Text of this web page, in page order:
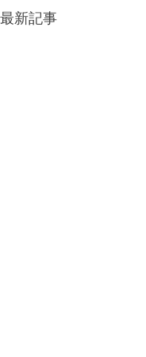
最新記事